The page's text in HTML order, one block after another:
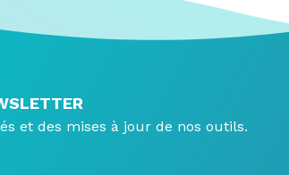
et des mises à jour de nos outils.